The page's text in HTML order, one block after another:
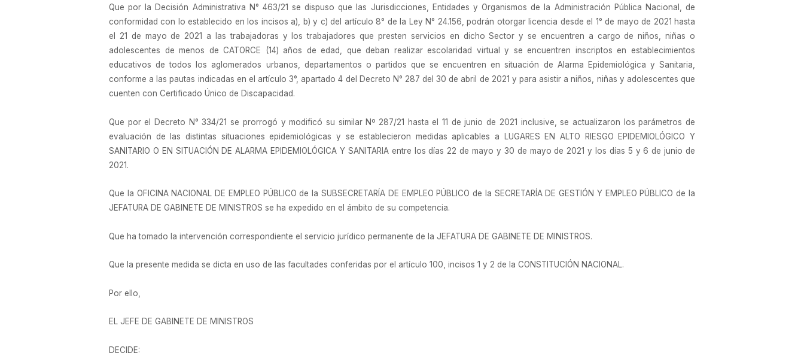
Que por la Decisión Administrativa N° 463/21 se dispuso que las Jurisdicciones, Entidades y Organismos de la Administración Pública Nacional, de
conformidad con lo establecido en los incisos a), b) y c) del artículo 8° de la Ley N° 24.156, podrán otorgar licencia desde el 1° de mayo de 2021 hasta
el 21 de mayo de 2021 a las trabajadoras y los trabajadores que presten servicios en dicho Sector y se encuentren a cargo de niños, niñas o
adolescentes de menos de CATORCE (14) años de edad, que deban realizar escolaridad virtual y se encuentren inscriptos en establecimientos
educativos de todos los aglomerados urbanos, departamentos o partidos que se encuentren en situación de Alarma Epidemiológica y Sanitaria,
conforme a las pautas indicadas en el artículo 3°, apartado 4 del Decreto N° 287 del 30 de abril de 2021 y para asistir a niños, niñas y adolescentes que
cuenten con Certificado Único de Discapacidad.
Que por el Decreto N° 334/21 se prorrogó y modificó su similar Nº 287/21 hasta el 11 de junio de 2021 inclusive, se actualizaron los parámetros de
evaluación de las distintas situaciones epidemiológicas y se establecieron medidas aplicables a LUGARES EN ALTO RIESGO EPIDEMIOLÓGICO Y
SANITARIO O EN SITUACIÓN DE ALARMA EPIDEMIOLÓGICA Y SANITARIA entre los días 22 de mayo y 30 de mayo de 2021 y los días 5 y 6 de junio de
2021.
Que la OFICINA NACIONAL DE EMPLEO PÚBLICO de la SUBSECRETARÍA DE EMPLEO PÚBLICO de la SECRETARÍA DE GESTIÓN Y EMPLEO PÚBLICO de la
JEFATURA DE GABINETE DE MINISTROS se ha expedido en el ámbito de su competencia.
Que ha tomado la intervención correspondiente el servicio jurídico permanente de la JEFATURA DE GABINETE DE MINISTROS.
Que la presente medida se dicta en uso de las facultades conferidas por el artículo 100, incisos 1 y 2 de la CONSTITUCIÓN NACIONAL.
Por ello,
EL JEFE DE GABINETE DE MINISTROS
DECIDE: